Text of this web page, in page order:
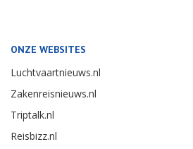
ONZE WEBSITES
Luchtvaartnieuws.nl
Zakenreisnieuws.nl
Triptalk.nl
Reisbizz.nl